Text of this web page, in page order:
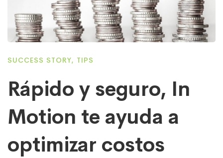
SUCCESS STORY, TIPS
Rápido y seguro, In
Motion te ayuda a
optimizar costos